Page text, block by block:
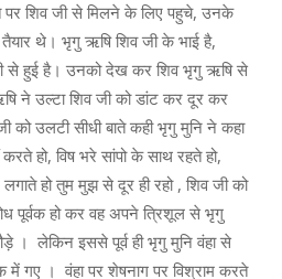
पर शिव जी से मिलने के लिए पहुचे, उनके
तैयार थे। भृगु ऋषि शिव जी के भाई है,
जी से हुई है। उनको देख कर शिव भृगु ऋषि से
ने उल्टा शिव जी को डांट कर दूर कर
उलटी सीधी बाते कही भृगु मुनि ने कहा
हो, विष भरे सांपो के साथ रहते हो,
हो तुम मुझ से दूर ही रहो , शिव जी को
पूर्वक हो कर वह अपने त्रिशूल से भृगु
। लेकिन इससे पूर्व ही भृगु मुनि वंहा से
में गए । वंहा पर शेषनाग पर विश्राम करते